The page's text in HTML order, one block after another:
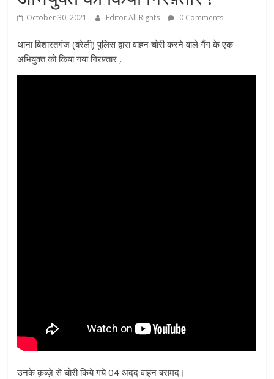
October 30, 2021 Editor All Rights 0 Comments
थाना बिशारतगंज (बरेली) पुलिस द्वारा वाहन चोरी करने वाले गैंग के एक
अभियुक्त को किया गया गिरफ़्तार ,
उनके क़ब्ज़े से चोरी किये गये 04 अदद वाहन बरामद।